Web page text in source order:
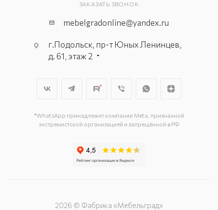
ЗАКАЗАТЬ ЗВОНОК
mebelgradonline@yandex.ru
г.Подольск, пр-т Юных Ленинцев,
д. 61, этаж 2
г. Подольск, ул. Станционная, д. 11
*WhatsApp принадлежит компании Meta, признанной
экстремистской организацией и запрещённой в РФ
2026 © Фабрика «Мебельград»